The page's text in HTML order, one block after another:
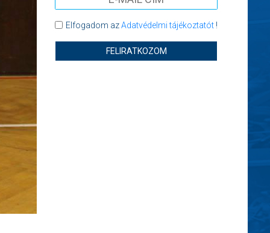
Elfogadom azAdatvédelmi tájékoztatót!
FELIRATKOZOM